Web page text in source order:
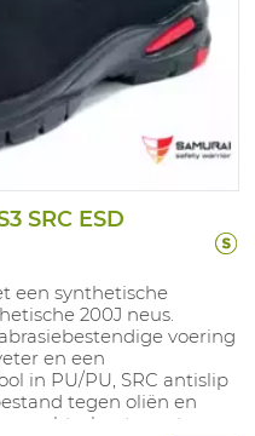
SRC ESD
een synthetische
200J neus.
voering
en een
in PU/PU, SRC antislip
tegen oliën en
achterkant zorgt voor